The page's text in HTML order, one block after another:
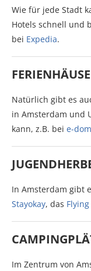
Wie für jede Stadt
Hotels schnell und
bei Expedia.
Natürlich gibt es
in Amsterdam und
kann, z.B. bei e-
In Amsterdam gibt
Stayokay, das
Im Zentrum von